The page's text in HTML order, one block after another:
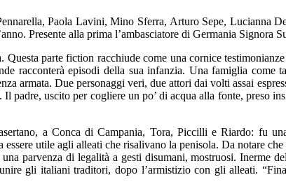
Paola Lavini, Mino Sferra, Arturo Sepe, Lucianna
Presente alla prima l’ambasciatore di Germania Signora
parte fiction racchiude come una cornice
racconterà episodi della sua infanzia. Una famiglia come
armata. Due personaggi veri, due attori dai volti assai
uscito per cogliere un po’ di acqua alla fonte, preso
a Conca di Campania, Tora, Piccilli e Riardo: fu
utile agli alleati che risalivano la penisola. Da notare
parvenza di legalità a gesti disumani, mostruosi. Inerme
gli italiani traditori, dopo l’armistizio con gli alleati.